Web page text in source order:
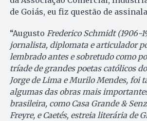
de Goiás, eu fiz questão de
“Augusto Frederico Schmidt (1906-
jornalista, diplomata e articulador
lembrado antes e sobretudo como
tríade de grandes poetas católicos
Jorge de Lima e Murilo Mendes, foi
algumas das obras mais
brasileira, como Casa Grande &
Freyre, e Caetés, estreia literária de